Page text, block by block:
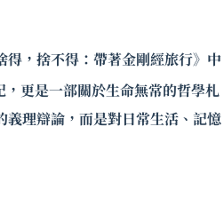
得，捨不得：帶著金剛經旅行》中
更是一部關於生命無常的哲學札
理辯論，而是對日常生活、記憶